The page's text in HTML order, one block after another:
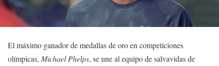
El máximo ganador de medallas de oro en competiciones
olímpicas, Michael Phelps, se une al equipo de salvavidas de